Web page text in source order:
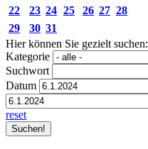
22
23 24 25 26 27 28
29
30 31
Hier können Sie gezielt suchen:
Kategorie
Suchwort
Datum
reset